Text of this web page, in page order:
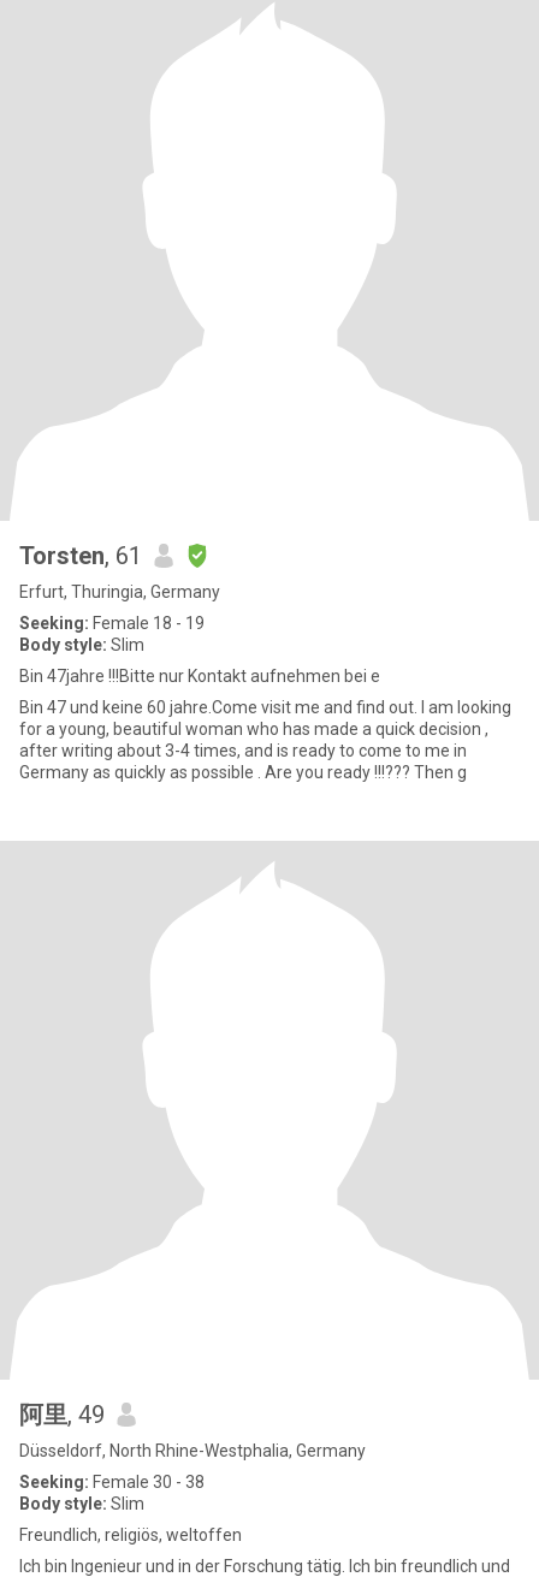
Torsten, 61
Erfurt, Thuringia, Germany
Seeking: Female 18 - 19
Body style: Slim
Bin 47jahre !!!Bitte nur Kontakt aufnehmen bei e
Bin 47 und keine 60 jahre.Come visit me and find out. I am looking
for a young, beautiful woman who has made a quick decision ,
after writing about 3-4 times, and is ready to come to me in
Germany as quickly as possible . Are you ready !!!??? Then g
阿里, 49
Düsseldorf, North Rhine-Westphalia, Germany
Seeking: Female 30 - 38
Body style: Slim
Freundlich, religiös, weltoffen
Ich bin Ingenieur und in der Forschung tätig. Ich bin freundlich und